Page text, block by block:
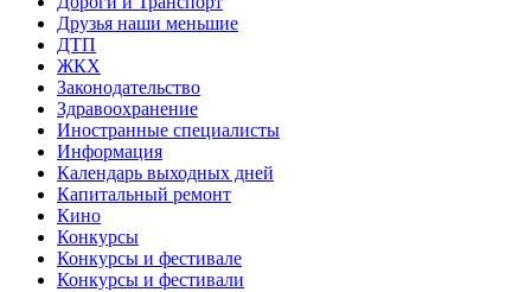
Друзья наши меньшие
ДТП
ЖКХ
Законодательство
Здравоохранение
Иностранные специалисты
Информация
Календарь выходных дней
Капитальный ремонт
Кино
Конкурсы
Конкурсы и фестивале
Конкурсы и фестивали